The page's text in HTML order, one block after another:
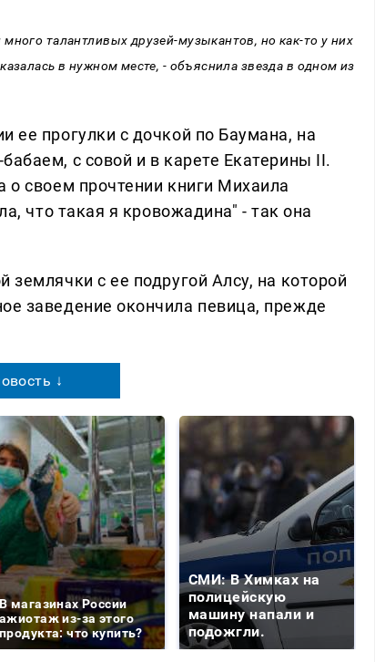
талантливых друзей-музыкантов, но как-то у них
в нужном месте, - объяснила звезда в одном из
ее прогулки с дочкой по Баумана, на
с совой и в карете Екатерины II.
своем прочтении книги Михаила
что такая я кровожадина" - так она
с ее подругой Алсу, на которой
заведение окончила певица, прежде
↓
В магазинах России
ажиотаж из-за этого
продукта: что купить?
СМИ: В Химках на
полицейскую
машину напали и
подожгли.